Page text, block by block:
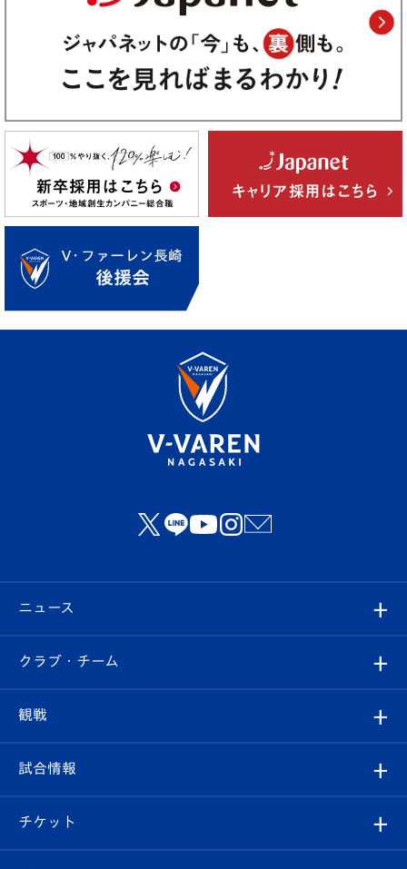
ニュース
すべて
クラブ
試合情報
クラブ・チーム
クラブ概要
エンブレム紹介
観戦
観戦ルール
はじめての観戦ガイド
試合情報
試合日程/結果
チケット